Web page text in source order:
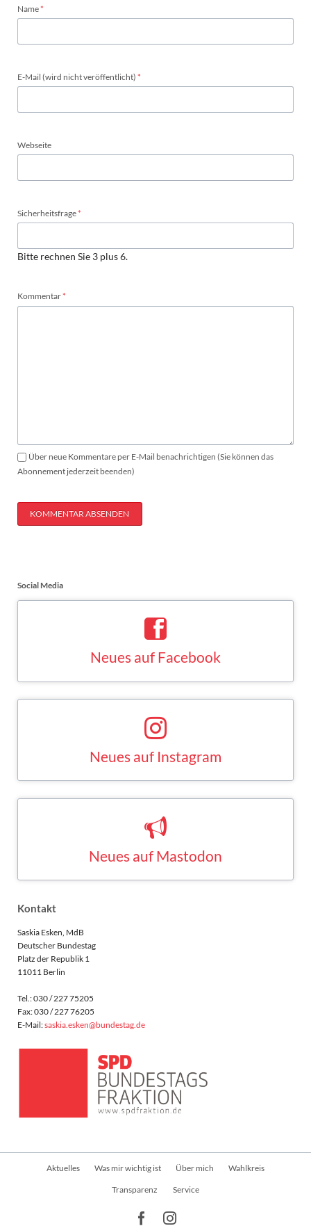
Pflichtfeld
Name*
Pflichtfeld
E-Mail (wird nicht veröffentlicht) *
Webseite
Pflichtfeld
Sicherheitsfrage*
Bitte rechnen Sie 3 plus 6.
Pflichtfeld
Kommentar*
Über neue Kommentare per E-Mail benachrichtigen (Sie können das
Abonnement jederzeit beenden)
KOMMENTAR ABSENDEN
Social Media
Kontakt
Saskia Esken, MdB
Deutscher Bundestag
Platz der Republik 1
11011 Berlin
Tel.: 030 / 227 75205
Fax: 030 / 227 76205
E-Mail:saskia.esken@bundestag.de
Navigation
Aktuelles Was mir wichtig ist Über mich Wahlkreis
Transparenz Service